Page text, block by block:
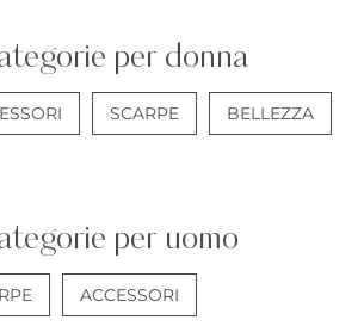
per donna
SCARPE BELLEZZA
per uomo
ACCESSORI